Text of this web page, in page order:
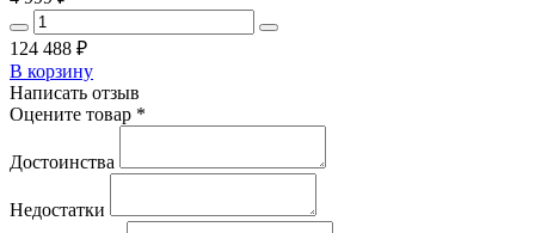
124 488 ₽
В корзину
Написать отзыв
Оцените товар *
Достоинства
Недостатки